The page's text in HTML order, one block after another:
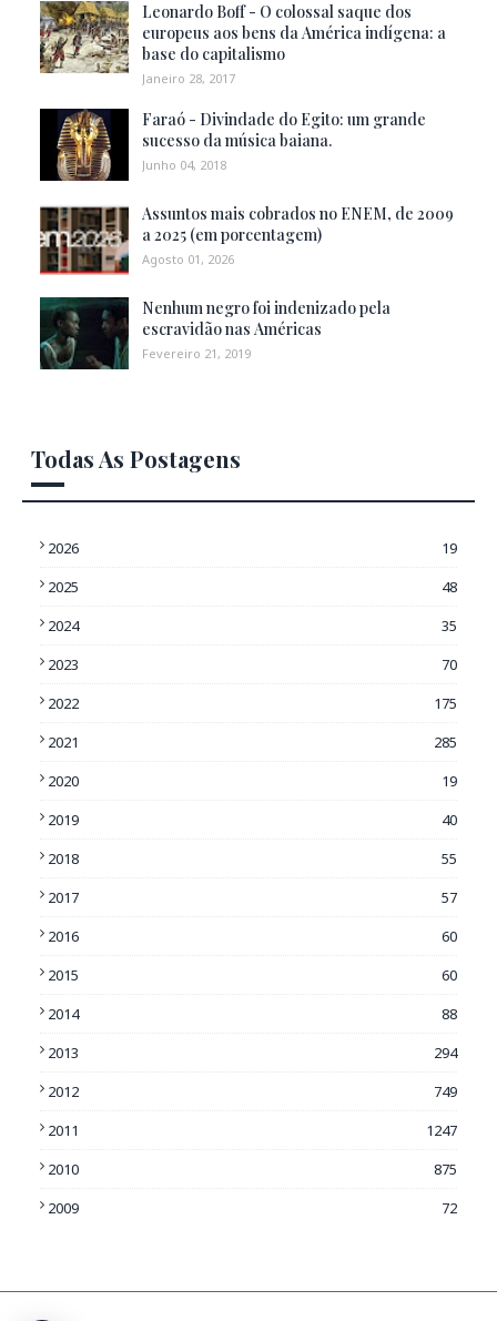
Leonardo Boff - O colossal saque dos
europeus aos bens da América indígena: a
base do capitalismo
Janeiro 28, 2017
Faraó - Divindade do Egito: um grande
sucesso da música baiana.
Junho 04, 2018
Assuntos mais cobrados no ENEM, de 2009
a 2025 (em porcentagem)
Agosto 01, 2026
Nenhum negro foi indenizado pela
escravidão nas Américas
Fevereiro 21, 2019
Todas As Postagens
2026
19
2025
48
2024
35
2023
70
2022
175
2021
285
2020
19
2019
40
2018
55
2017
57
2016
60
2015
60
2014
88
2013
294
2012
749
2011
1247
2010
875
2009
72